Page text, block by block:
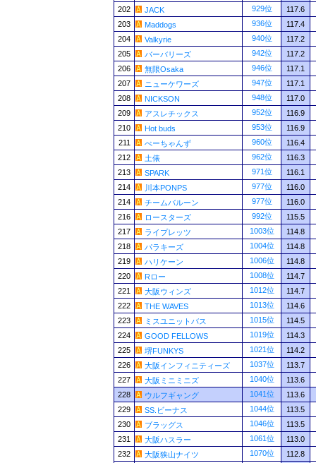
202
JACK 929位
117.6
203
Maddogs 936位
117.4
204
Valkyrie 940位
117.2
205
バーバリーズ 942位
117.2
206
無限Osaka 946位
117.1
207
ニューケワーズ 947位
117.1
208
NICKSON 948位
117.0
209
アスレチックス 952位
116.9
210
Hot buds 953位
116.9
211
べーちゃんず 960位
116.4
212
土俵 962位
116.3
213
SPARK 971位
116.1
214
川本PONPS 977位
116.0
214
チームバルーン 977位
116.0
216
ロースターズ 992位
115.5
217
ライプレッツ 1003位
114.8
218
パラキーズ 1004位
114.8
219
ハリケーン 1006位
114.8
220
Rロー 1008位
114.7
221
大阪ウィンズ 1012位
114.7
222
THE WAVES 1013位
114.6
223
ミスユニットバス 1015位
114.5
224
GOOD FELLOWS 1019位
114.3
225
堺FUNKYS 1021位
114.2
226
大阪インフィニティーズ 1037位
113.7
227
大阪ミニミニズ 1040位
113.6
228
ウルフギャング 1041位
113.6
229
SS.ビーナス 1044位
113.5
230
ブラッグス 1046位
113.5
231
大阪ハスラー 1061位
113.0
232
大阪狭山ナイツ 1070位
112.8